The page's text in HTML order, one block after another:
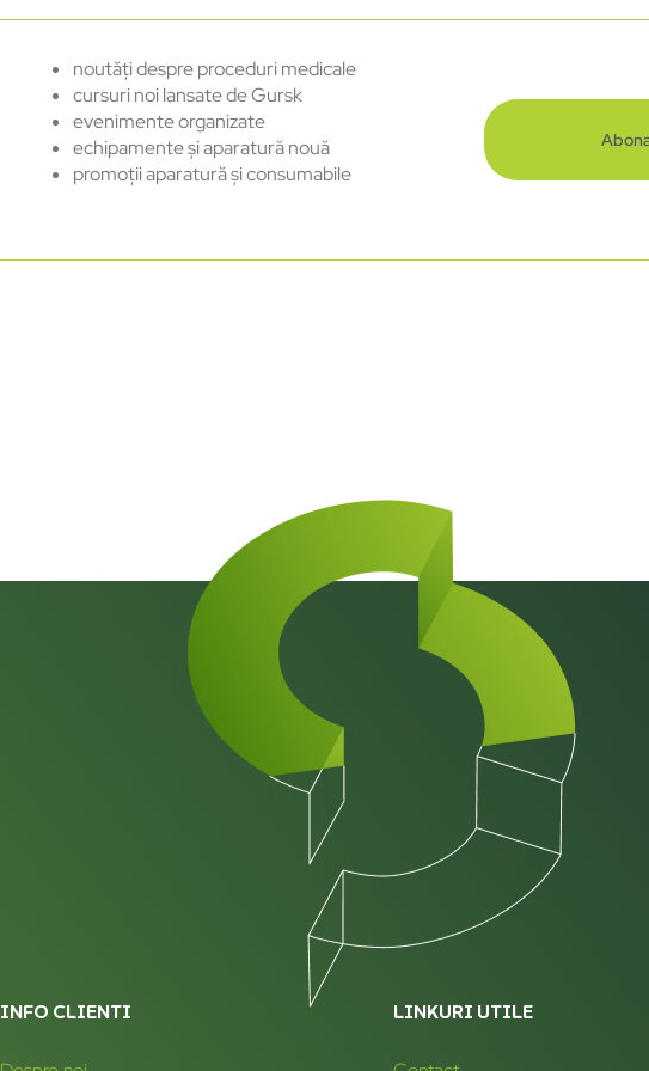
noutăți despre proceduri medicale
cursuri noi lansate de Gursk
evenimente organizate
echipamente și aparatură nouă
promoții aparatură și consumabile
INFO CLIENTI LINKURI UTILE